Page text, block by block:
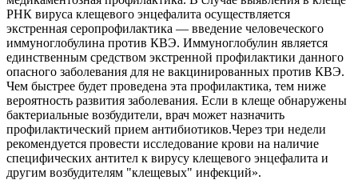
РНК вируса клещевого энцефалита осуществляется
экстренная серопрофилактика — введение человеческого
иммуноглобулина против КВЭ. Иммуноглобулин является
единственным средством экстренной профилактики данного
опасного заболевания для не вакцинированных против КВЭ.
Чем быстрее будет проведена эта профилактика, тем ниже
вероятность развития заболевания. Если в клеще обнаружены
бактериальные возбудители, врач может назначить
профилактический прием антибиотиков.Через три недели
рекомендуется провести исследование крови на наличие
специфических антител к вирусу клещевого энцефалита и
другим возбудителям "клещевых" инфекций».